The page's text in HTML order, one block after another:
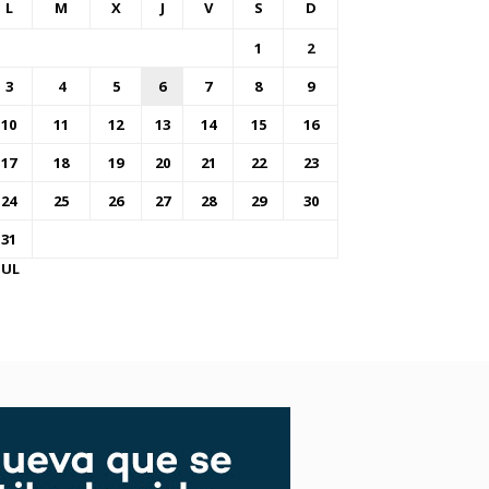
L M X J V S D
1
2
3
4 5 6 7 8
9
10
11 12 13 14 15
16
17
18 19 20 21 22
23
24
25 26 27 28 29
30
31